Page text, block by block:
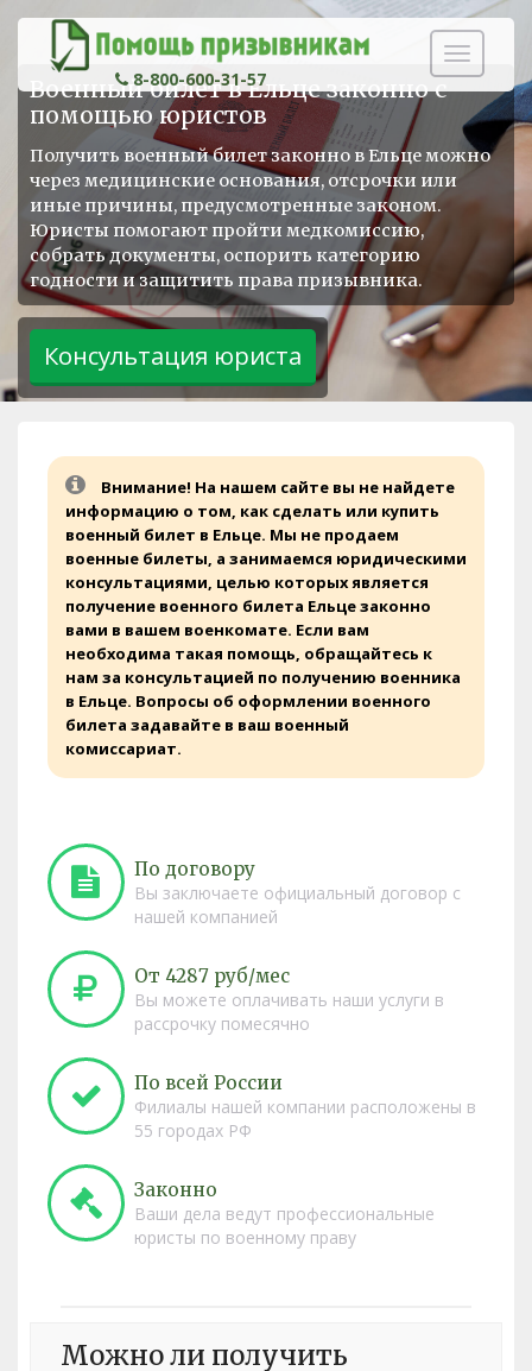
8-800-600-31-57
Военный билет в Ельце законно с
помощью юристов
Получить военный билет законно в Ельце можно
через медицинские основания, отсрочки или
иные причины, предусмотренные законом.
Юристы помогают пройти медкомиссию,
собрать документы, оспорить категорию
годности и защитить права призывника.
Внимание! На нашем сайте вы не найдете
информацию о том, как сделать или купить
военный билет в Ельце. Мы не продаем
военные билеты, а занимаемся юридическими
консультациями, целью которых является
получение военного билета Ельце законно
вами в вашем военкомате. Если вам
необходима такая помощь, обращайтесь к
нам за консультацией по получению военника
в Ельце. Вопросы об оформлении военного
билета задавайте в ваш военный
комиссариат.
По договору
Вы заключаете официальный договор с
нашей компанией
От 4287 руб/мес
Вы можете оплачивать наши услуги в
рассрочку помесячно
По всей России
Филиалы нашей компании расположены в
55 городах РФ
Законно
Ваши дела ведут профессиональные
юристы по военному праву
Можно ли получить